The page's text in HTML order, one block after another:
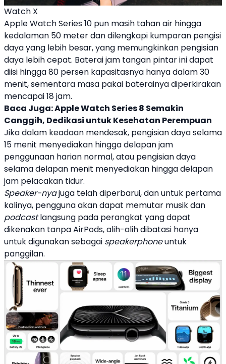
Watch X
AppleWatch Series 10 pun masih tahan air hingga
kedalaman 50 meter dan dilengkapi kumparan pengisi
daya yang lebih besar, yang memungkinkan pengisian
daya lebih cepat. Bateraijam tangan pintarini dapat
diisi hingga 80 persen kapasitasnya hanya dalam 30
menit, sementara masa pakai baterainya diperkirakan
mencapai 18 jam.
Baca Juga:Apple Watch Series 8 Semakin
Canggih, Dedikasi untuk Kesehatan Perempuan
Jika dalam keadaan mendesak, pengisian daya selama
15 menit menyediakan hingga delapan jam
penggunaan harian normal, atau pengisian daya
selama delapan menit menyediakan hingga delapan
jam pelacakan tidur.
Speaker-nyajuga telah diperbarui, dan untuk pertama
kalinya, pengguna akan dapat memutar musik dan
podcastlangsung pada perangkat yang dapat
dikenakan tanpa AirPods, alih-alih dibatasi hanya
untuk digunakan sebagai speakerphoneuntuk
panggilan.